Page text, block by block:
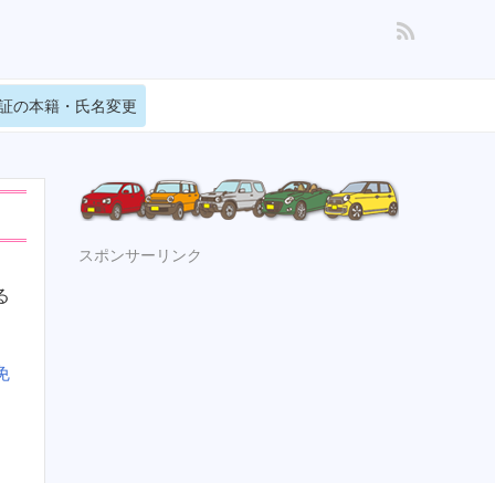
の本籍・氏名変更
スポンサーリンク